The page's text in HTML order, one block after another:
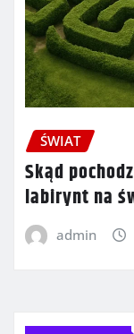
ŚWIAT
Skąd
labirynt na
admin